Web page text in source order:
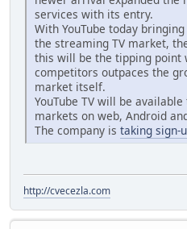
services with its entry.
With YouTube today
the streaming TV market,
this will be the tipping point
competitors outpaces the
market itself.
YouTube TV will be
markets on web, Android
The company is taking sign-
http://cvecezla.com